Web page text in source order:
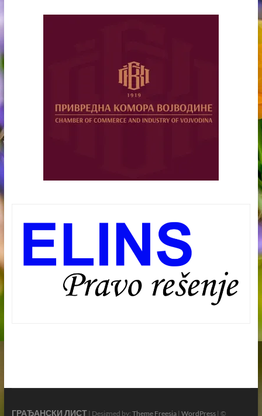
ГРАЂАНСКИ ЛИСТ| Designed by: Theme Freesia| WordPress| ©